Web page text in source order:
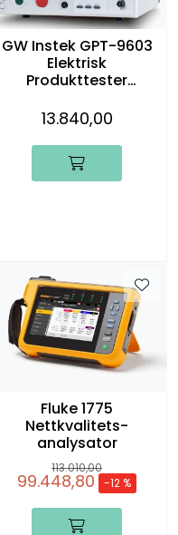
GW Instek GPT-9603
Elektrisk
Produkttester
13.840,00
Fluke 1775
Nettkvalitets-
analysator
113.010,00
99.448,80 -12 %